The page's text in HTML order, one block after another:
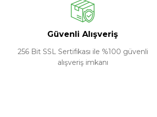
Güvenli Alışveriş
256 Bit SSL Sertifikası ile %100 güvenli
alışveriş imkanı